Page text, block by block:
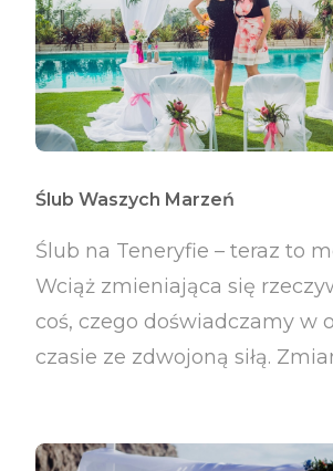
Ślub Waszych Marzeń
Ślub na Teneryfie – teraz to
Wciąż zmieniająca się
coś, czego doświadczamy w
czasie ze zdwojoną siłą.